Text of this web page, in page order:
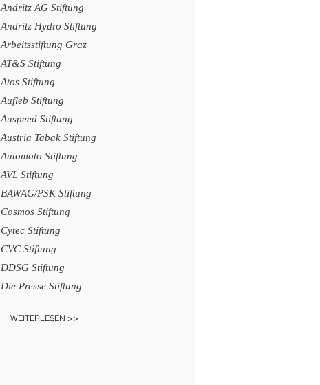
Andritz AG Stiftung
Andritz Hydro Stiftung
Arbeitsstiftung Graz
AT&S Stiftung
Atos Stiftung
Aufleb Stiftung
Auspeed Stiftung
Austria Tabak Stiftung
Automoto Stiftung
AVL Stiftung
BAWAG/PSK Stiftung
Cosmos Stiftung
Cytec Stiftung
CVC Stiftung
DDSG Stiftung
Die Presse​ Stiftung
WEITERLESEN >>